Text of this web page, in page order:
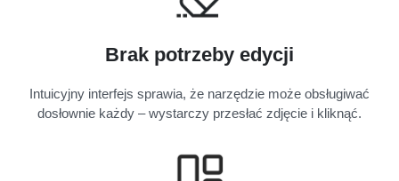
Brak potrzeby edycji
Intuicyjny interfejs sprawia, że narzędzie może obsługiwać
dosłownie każdy – wystarczy przesłać zdjęcie i kliknąć.